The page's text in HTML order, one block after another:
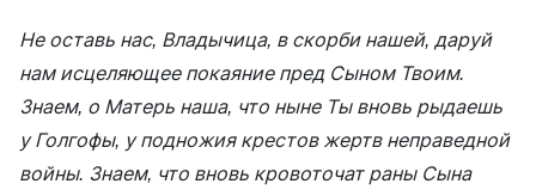
Не оставь нас, Владычица, в скорби нашей, даруй
нам исцеляющее покаяние пред Сыном Твоим.
Знаем, о Матерь наша, что ныне Ты вновь рыдаешь
у Голгофы, у подножия крестов жертв неправедной
войны. Знаем, что вновь кровоточат раны Сына